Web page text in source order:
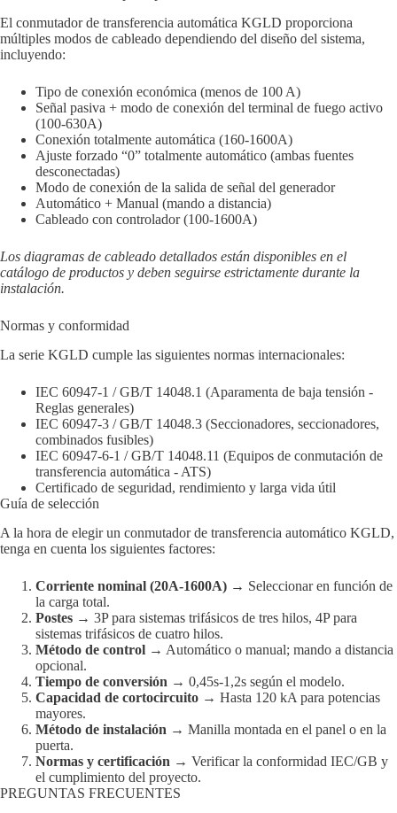
El conmutador de transferencia automática KGLD proporciona
múltiples modos de cableado dependiendo del diseño del sistema,
incluyendo:
Tipo de conexión económica (menos de 100 A)
Señal pasiva + modo de conexión del terminal de fuego activo
(100-630A)
Conexión totalmente automática (160-1600A)
Ajuste forzado “0” totalmente automático (ambas fuentes
desconectadas)
Modo de conexión de la salida de señal del generador
Automático + Manual (mando a distancia)
Cableado con controlador (100-1600A)
Los diagramas de cableado detallados están disponibles en el
catálogo de productos y deben seguirse estrictamente durante la
instalación.
Normas y conformidad
La serie KGLD cumple las siguientes normas internacionales:
IEC 60947-1 / GB/T 14048.1 (Aparamenta de baja tensión -
Reglas generales)
IEC 60947-3 / GB/T 14048.3 (Seccionadores, seccionadores,
combinados fusibles)
IEC 60947-6-1 / GB/T 14048.11 (Equipos de conmutación de
transferencia automática - ATS)
Certificado de seguridad, rendimiento y larga vida útil
Guía de selección
A la hora de elegir un conmutador de transferencia automático KGLD,
tenga en cuenta los siguientes factores:
Corriente nominal (20A-1600A) → Seleccionar en función de
la carga total.
Postes → 3P para sistemas trifásicos de tres hilos, 4P para
sistemas trifásicos de cuatro hilos.
Método de control → Automático o manual; mando a distancia
opcional.
Tiempo de conversión → 0,45s-1,2s según el modelo.
Capacidad de cortocircuito → Hasta 120 kA para potencias
mayores.
Método de instalación → Manilla montada en el panel o en la
puerta.
Normas y certificación → Verificar la conformidad IEC/GB y
el cumplimiento del proyecto.
PREGUNTAS FRECUENTES